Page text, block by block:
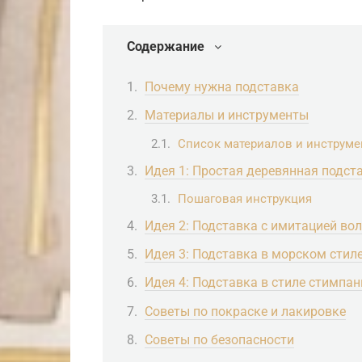
Содержание
Почему нужна подставка
Материалы и инструменты
Список материалов и
Идея 1: Простая деревянная
Пошаговая инструкция
Идея 2: Подставка с имитацией
Идея 3: Подставка в морском
Идея 4: Подставка в стиле
Советы по покраске и лакировке
Советы по безопасности